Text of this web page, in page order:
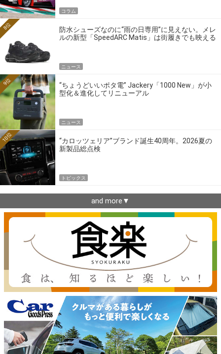
コラム
防水シューズなのに“雨の日専用”に見えない。メレ
ルの新型「SpeedARC Matis」は街履きでも映える
8位
ニュース
“ちょうどいいポタ電” Jackery「1000 New」が小
型化＆進化してリニューアル
9位
ニュース
“カロッツェリア”ブランド誕生40周年。2026夏の
新製品総点検
10位
トピックス
and more▼